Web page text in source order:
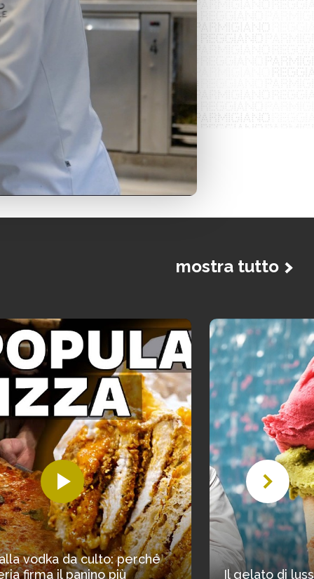
mostra tutto
vodka da culto: perché
firma il panino più
Il gelato di